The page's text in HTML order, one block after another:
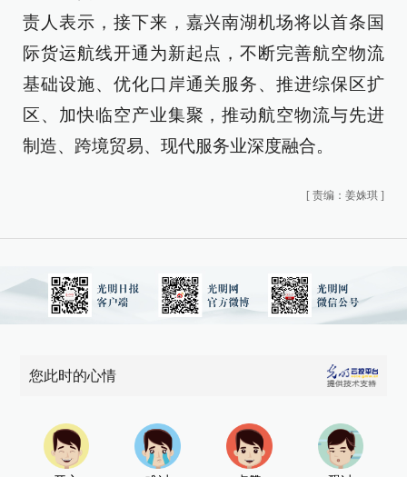
责人表示，接下来，嘉兴南湖机场将以首条国
际货运航线开通为新起点，不断完善航空物流
基础设施、优化口岸通关服务、推进综保区扩
区、加快临空产业集聚，推动航空物流与先进
制造、跨境贸易、现代服务业深度融合。
[ 责编：姜姝琪 ]
您此时的心情